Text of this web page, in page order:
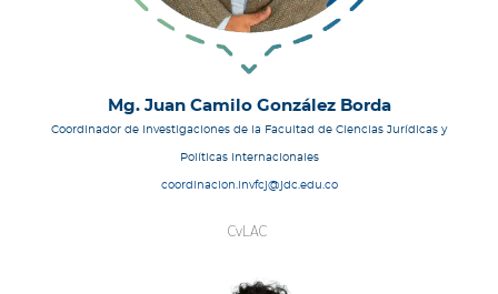
Mg. Juan Camilo González Borda
Coordinador de Investigaciones de la Facultad de Ciencias Jurídicas y
Políticas Internacionales
coordinacion.invfcj@jdc.edu.co
CvLAC